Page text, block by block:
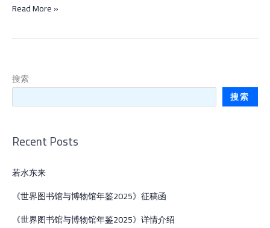
25
Read More »
搜索
搜索
Recent Posts
若水东来
《世界图书馆与博物馆年鉴2025》征稿函
《世界图书馆与博物馆年鉴2025》详情介绍